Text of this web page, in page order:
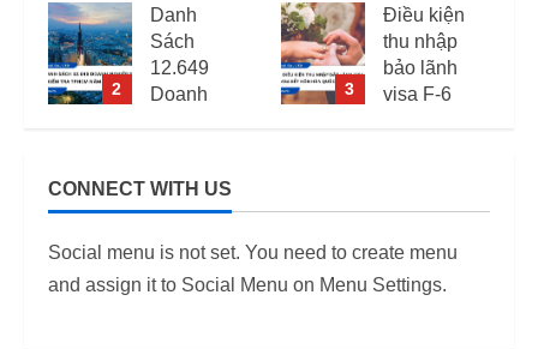
2
Danh
Sách
12.649
Doanh
ANTT Tại
Năm 2026
3
Điều kiện
thu nhập
bảo lãnh
visa F-6
từ 2026
CONNECT WITH US
Social menu is not set. You need to create menu
and assign it to Social Menu on Menu Settings.